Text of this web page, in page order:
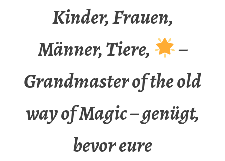
Kinder, Frauen,
Männer, Tiere,
–
Grandmaster of the old
way of Magic – genügt,
bevor eure